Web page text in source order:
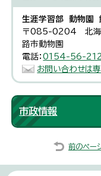
生涯学習部 動物園
〒085-0204 北海
路市動物園
電話：0154-56-
お問い合わせは専
市政情報
前のペー